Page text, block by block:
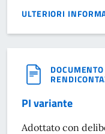
ULTERIORI
PI - VARIANTE
PI variante
Adottato con